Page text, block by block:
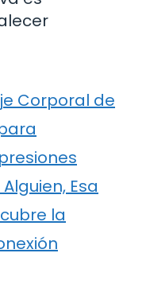
Corporal de
Esa
la